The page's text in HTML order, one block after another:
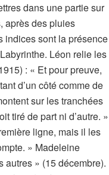
dans une partie sur
après des pluies
indices sont la présence
Léon relie les
: « Et pour preuve,
d’un côté comme de
sur les tranchées
tiré de part ni d’autre. »
ligne, mais il les
» Madeleine
autres » (15 décembre).